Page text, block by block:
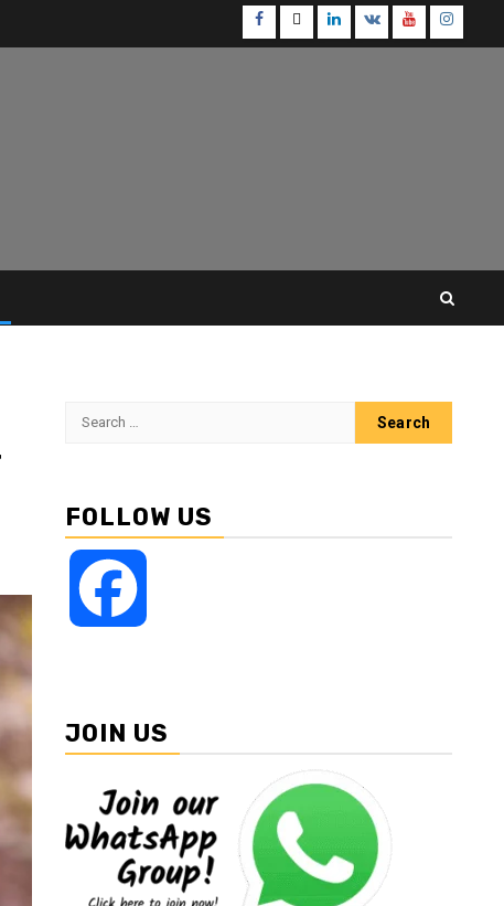
Facebook
TwitterLinkedin
VK Youtube
Search
FOLLOW US
JOIN US